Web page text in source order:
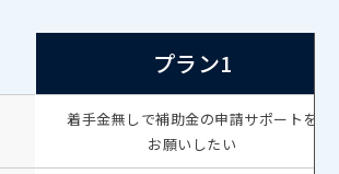
プラン1
着手金無しで補助金の申請サポートを
お願いしたい